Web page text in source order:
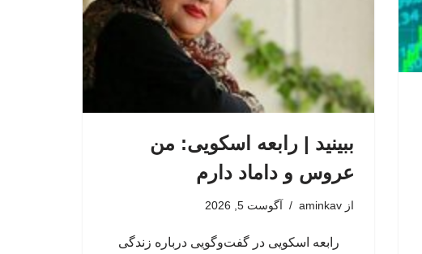
ببینید | رابعه اسکویی: من
عروس و داماد دارم
از aminkav آگوست 5, 2026
رابعه اسکویی در گفت‌وگویی درباره زندگی